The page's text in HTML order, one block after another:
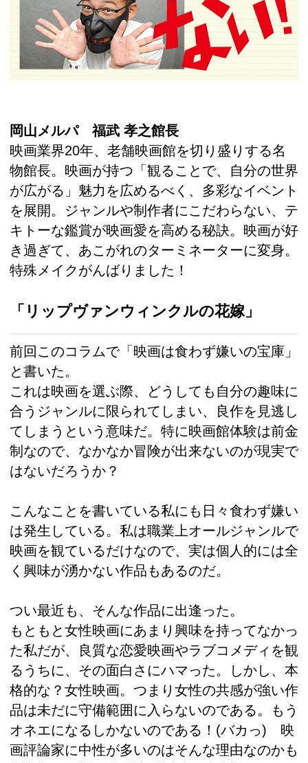
岡山メルパ 福武 孝之館長
映画業界20年、老舗映画館を切り盛りする名
物館長。映画が持つ「観ることで、自分の世界
が広がる」魅力を広めるべく、多彩なイベント
を展開。ジャンルや制作者にこだわらない、テ
キトーな鑑賞が映画愛を高める秘訣。映画が好
き過ぎて、あこがれのターミネーターに変身。
特殊メイクがんばりました！
「リップヴァンウィンクルの花嫁」
前回このコラムで「映画は食わず嫌いの宝庫」
と書いた。
これは映画を選ぶ際、どうしても自分の趣味に
合うジャンルに限られてしまい、良作を見逃し
てしまうという意味だ。特に映画館体験は前金
制なので、なかなか冒険が出来ないのが現実で
はないだろうか？
こんなことを書いている私にも日々食わず嫌い
は発生している。私は職業上オールジャンルで
映画を観ているだけなので、実は個人的には全
く興味が湧かない作品もあるのだ。
つい最近も、そんな作品に出逢った。
もともと女性映画にあまり興味を持ってなかっ
た私だが、良質な恋愛映画やラブコメディを観
るうちに、その面白さにハマった。しかし、本
格的な？女性映画。つまり女性の共感が強い作
品は未だに守備範囲に入らないのである。もう
オネエになるしかないのである！(バカっ) 映
画評論家に中性が多いのはそんな理由なのかも